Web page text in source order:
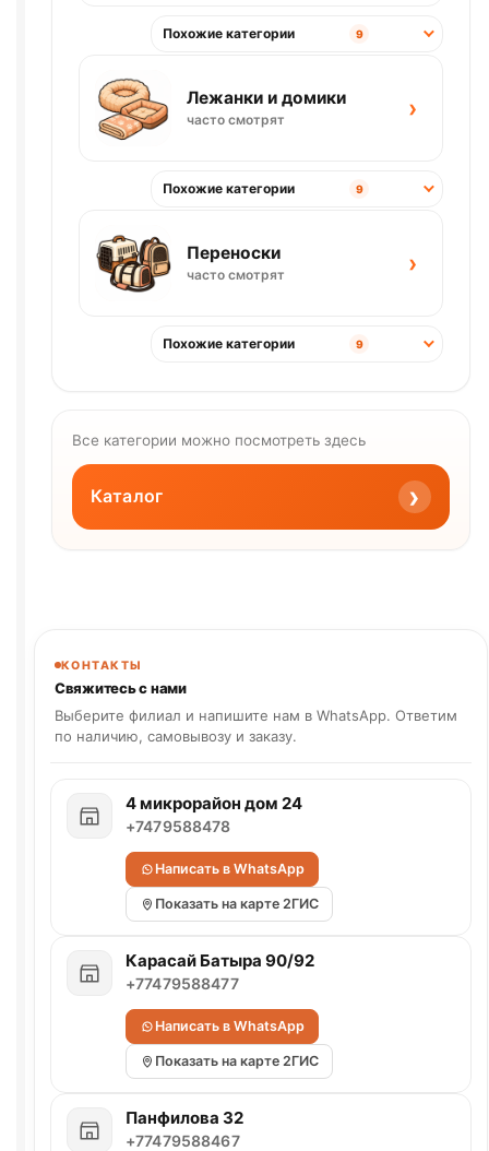
Похожие категории 9
Лежанки и домики
часто смотрят ›
Похожие категории 9
Переноски
часто смотрят ›
Похожие категории 9
Все категории можно посмотреть здесь
Каталог ›
КОНТАКТЫ
Свяжитесь с нами
Выберите филиал и напишите нам в WhatsApp. Ответим
по наличию, самовывозу и заказу.
4 микрорайон дом 24
+7479588478
Написать в WhatsApp
Показать на карте 2ГИС
Карасай Батыра 90/92
+77479588477
Написать в WhatsApp
Показать на карте 2ГИС
Панфилова 32
+77479588467